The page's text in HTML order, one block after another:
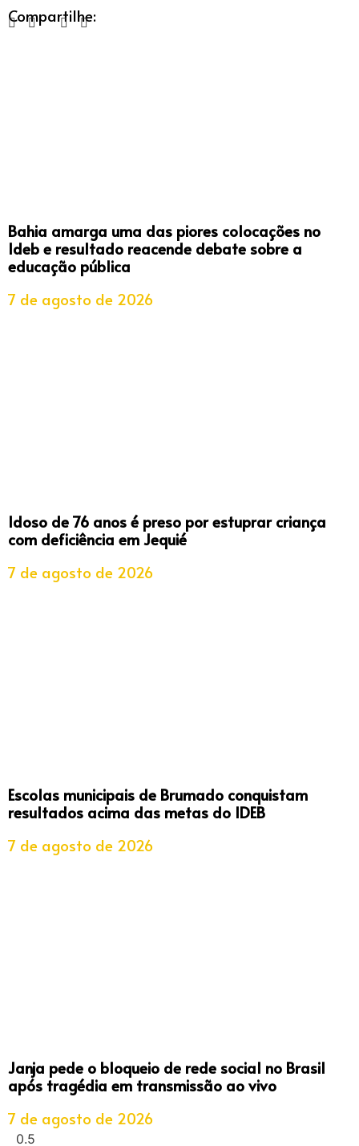
Compartilhe:
Bahia amarga uma das piores colocações no
Ideb e resultado reacende debate sobre a
educação pública
7 de agosto de 2026
Idoso de 76 anos é preso por estuprar criança
com deficiência em Jequié
7 de agosto de 2026
Escolas municipais de Brumado conquistam
resultados acima das metas do IDEB
7 de agosto de 2026
Janja pede o bloqueio de rede social no Brasil
após tragédia em transmissão ao vivo
7 de agosto de 2026